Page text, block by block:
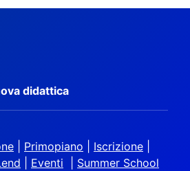
didattica
Primopiano Iscrizione
Eventi
Summer School